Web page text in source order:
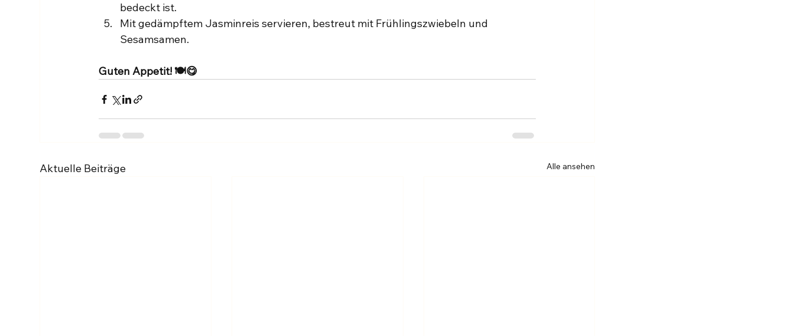
bedeckt ist.
Mit gedämpftem Jasminreis servieren, bestreut mit Frühlingszwiebeln und
Sesamsamen.
Guten Appetit! 🍽️😋
Aktuelle Beiträge Alle ansehen